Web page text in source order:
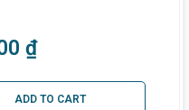
₫
ADD TO CART